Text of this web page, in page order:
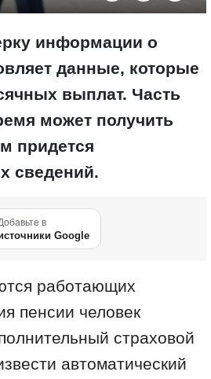
информации о
данные, которые
выплат. Часть
может получить
придется
сведений.
в
Google
работающих
пенсии человек
страховой
автоматический